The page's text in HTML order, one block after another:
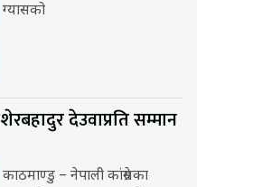
ग्यासको
शेरबहादुर देउवाप्रति सम्मान
काठमाण्डु – नेपाली कांग्रेसका